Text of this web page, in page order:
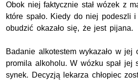
Obok niej faktycznie stał wózek z
które spało. Kiedy do niej podeszli
obudzić okazało się, że jest pijana.
Badanie alkotestem wykazało w jej
promila alkoholu. W wózku spał jej
synek. Decyzją lekarza chłopiec